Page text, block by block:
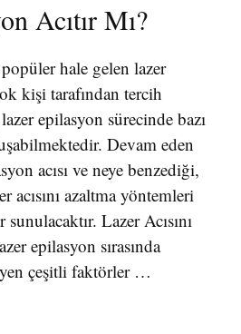
Acıtır Mı?
hale gelen lazer
kişi tarafından tercih
epilasyon sürecinde bazı
Devam eden
acısı ve neye benzediği,
acısını azaltma yöntemleri
Lazer Acısını
epilasyon sırasında
çeşitli faktörler …